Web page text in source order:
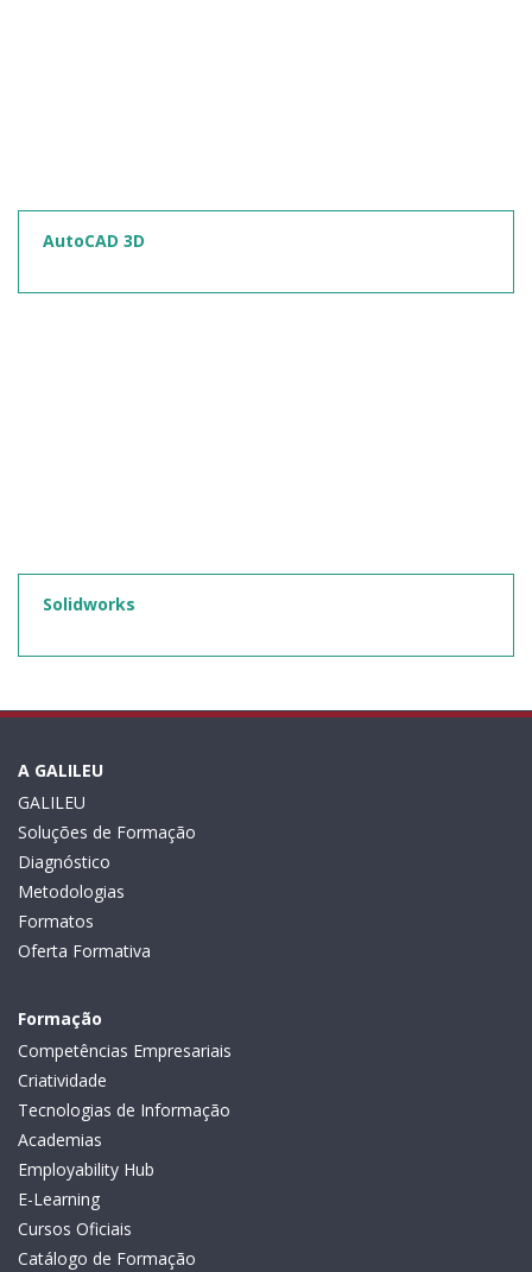
AutoCAD 3D
Solidworks
A GALILEU
GALILEU
Soluções de Formação
Diagnóstico
Metodologias
Formatos
Oferta Formativa
Formação
Competências Empresariais
Criatividade
Tecnologias de Informação
Academias
Employability Hub
E-Learning
Cursos Oficiais
Catálogo de Formação